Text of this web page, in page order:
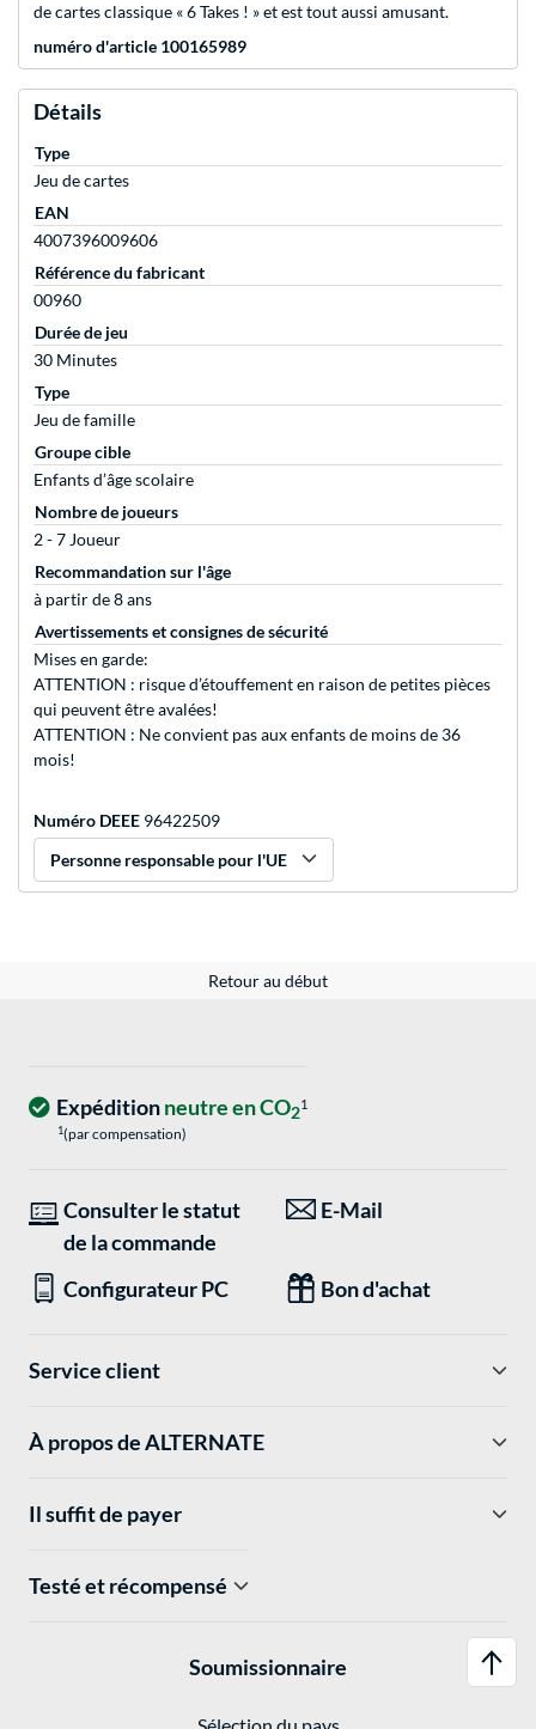
de cartes classique « 6 Takes ! » et est tout aussi amusant.
numéro d'article 100165989
Détails
Type
Jeu de cartes
EAN
4007396009606
Référence du fabricant
00960
Durée de jeu
30 Minutes
Type
Jeu de famille
Groupe cible
Enfants d’âge scolaire
Nombre de joueurs
2 - 7 Joueur
Recommandation sur l'âge
à partir de 8 ans
Avertissements et consignes de sécurité
Mises en garde:
ATTENTION : risque d’étouffement en raison de petites pièces
qui peuvent être avalées!
ATTENTION : Ne convient pas aux enfants de moins de 36
mois!
Numéro DEEE 96422509
Personne responsable pour l'UE
Retour au début
Expéditionneutre en CO21
1(par compensation)
Consulter le statut
de la commande
E-Mail
Configurateur PC Bon d'achat
Service client
À propos de ALTERNATE
Il suffit de payer
Testé et récompensé
Soumissionnaire